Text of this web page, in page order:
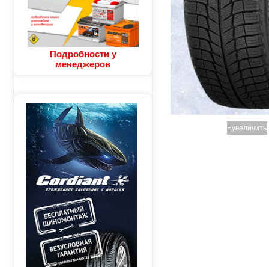
Подробности у
менеджеров
+увеличить